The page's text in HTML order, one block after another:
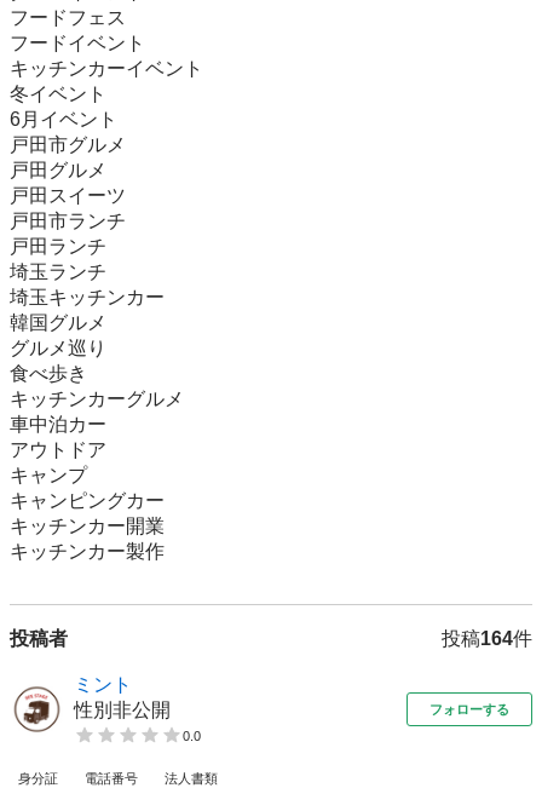
フードフェス
フードイベント
キッチンカーイベント
冬イベント
6月イベント
戸田市グルメ
戸田グルメ
戸田スイーツ
戸田市ランチ
戸田ランチ
埼玉ランチ
埼玉キッチンカー
韓国グルメ
グルメ巡り
食べ歩き
キッチンカーグルメ
車中泊カー
アウトドア
キャンプ
キャンピングカー
キッチンカー開業
キッチンカー製作
投稿者 投稿164件
ミント
性別非公開
0.0
フォローする
身分証 電話番号 法人書類